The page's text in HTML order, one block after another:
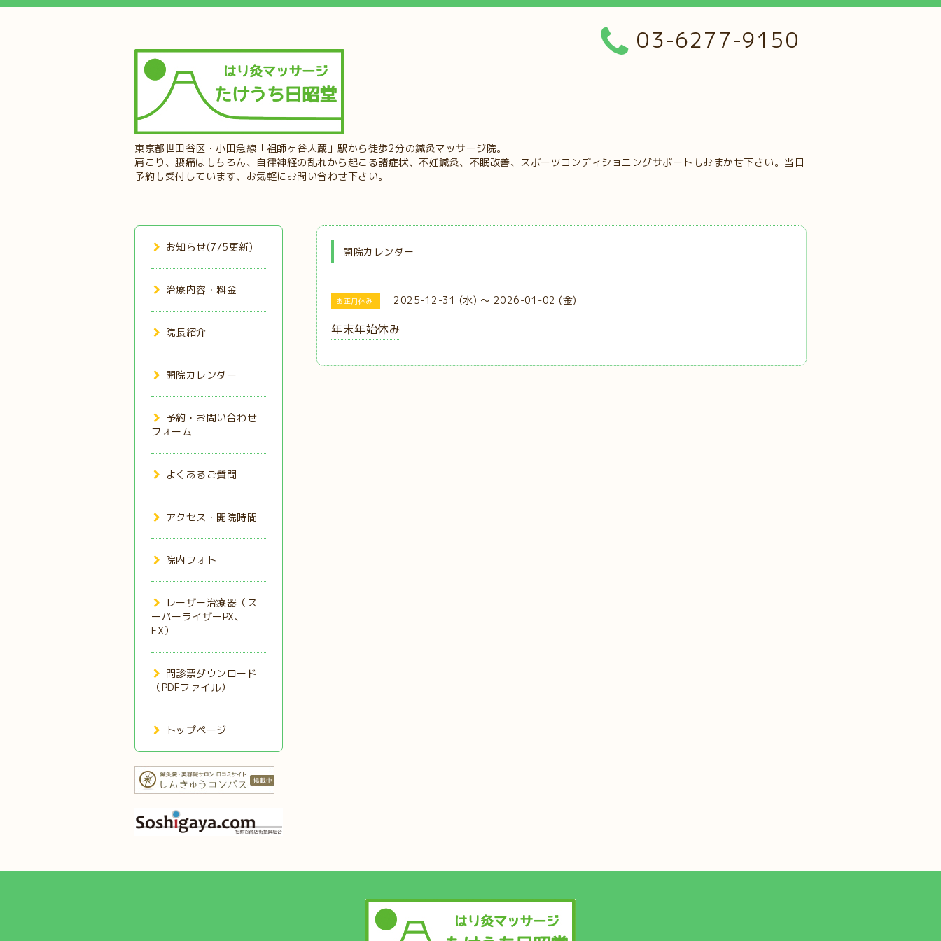
東京都世田谷区・小田急線「祖師ヶ谷大蔵」駅から徒歩2分の鍼灸マッサージ院。
肩こり、腰痛はもちろん、自律神経の乱れから起こる諸症状、不妊鍼灸、不眠改善、スポーツコンディショニングサポートもおまかせ下さい。当日
予約も受付しています、お気軽にお問い合わせ下さい。
03-6277-9150
開院カレンダー
お正月休み 2025-12-31 (水) ～ 2026-01-02 (金)
年末年始休み
お知らせ(7/5更新)
治療内容・料金
院長紹介
開院カレンダー
予約・お問い合わせ
フォーム
よくあるご質問
アクセス・開院時間
院内フォト
レーザー治療器（ス
ーパーライザーPX、
EX）
問診票ダウンロード
（PDFファイル）
トップページ